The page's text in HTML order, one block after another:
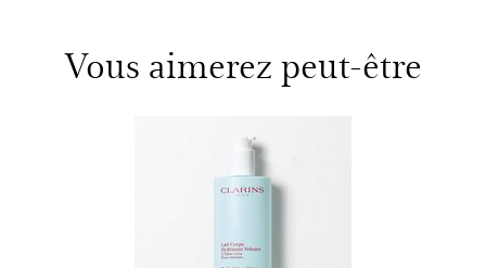
Vous aimerez peut-être